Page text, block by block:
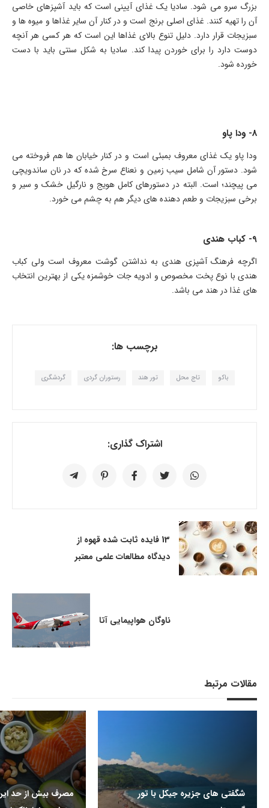
بزرگ سرو می شود. سادیا یک غذای آیینی است که باید آشپزهای خاصی
آن را تهیه کنند. غذای اصلی برنج است و در کنار آن سایر غذاها و میوه ها و
سبزیجات قرار دارد. دلیل تنوع بالای غذاها این است که هر کسی هر آنچه
دوست دارد را برای خوردن پیدا کند. سادیا به شکل سنتی باید با دست
خورده شود.
8- ودا پاو
ودا پاو یک غذای معروف بمبئی است و در کنار خیابان ها هم فروخته می
شود. دستور آن شامل سیب زمین و نعناع سرخ شده که در نان ساندویچی
می پیچند؛ است. البته در دستورهای کامل هویج و نارگیل خشک و سیر و
برخی سبزیجات و طعم دهنده های دیگر هم به چشم می خورد.
9- کباب هندی
اگرچه فرهنگ آشپزی هندی به نداشتن گوشت معروف است ولی کباب
هندی با نوع پخت مخصوص و ادویه جات خوشمزه یکی از بهترین انتخاب
های غذا در هند می باشد.
برچسب ها:
باکو تاج محل تور هند رستوران گردی گردشگری
اشتراک گذاری:
13 فایده ثابت شده قهوه از
دیدگاه مطالعات علمی معتبر
ناوگان هواپیمایی آتا
مقالات مرتبط
شگفتی های جزیره جیکل با تور